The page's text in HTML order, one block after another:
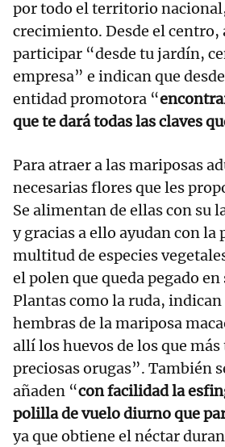
por todo el territorio
crecimiento. Desde el centro,
participar “desde tu jardín,
empresa” e indican que
entidad promotora “
que te dará todas las claves
Para atraer a las mariposas
necesarias flores que les
Se alimentan de ellas con su
y gracias a ello ayudan con la
multitud de especies
el polen que queda pegado en
Plantas como la ruda,
hembras de la mariposa
allí los huevos de los que
preciosas orugas”. También
añaden “con facilidad la
polilla de vuelo diurno que
ya que obtiene el néctar